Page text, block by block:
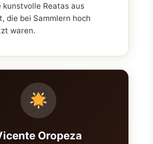
kunstvolle Reatas aus
die bei Sammlern hoch
waren.
Oropeza